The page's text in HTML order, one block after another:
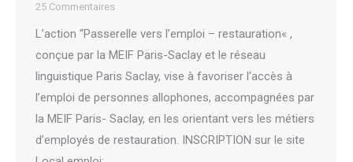
25 Commentaires
L’action “Passerelle vers l’emploi – restauration« ,
conçue par la MEIF Paris-Saclay et le réseau
linguistique Paris Saclay, vise à favoriser l’accès à
l’emploi de personnes allophones, accompagnées par
la MEIF Paris- Saclay, en les orientant vers les métiers
d’employés de restauration. INSCRIPTION sur le site